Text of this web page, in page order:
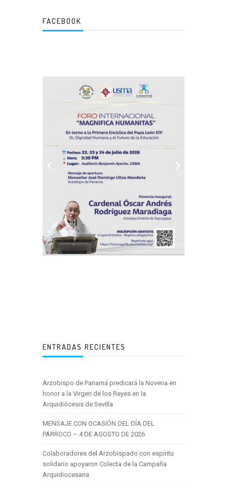
FACEBOOK
ENTRADAS RECIENTES
Arzobispo de Panamá predicará la Novena en
honor a la Virgen de los Reyes en la
Arquidiócesis de Sevilla
MENSAJE CON OCASIÓN DEL DÍA DEL
PÁRROCO – 4 DE AGOSTO DE 2026
Colaboradores del Arzobispado con espíritu
solidario apoyaron Colecta de la Campaña
Arquidiocesana